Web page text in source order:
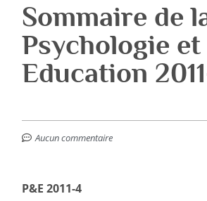
Sommaire de
Psychologie et
Education
Aucun commentaire
P&E 2011-4